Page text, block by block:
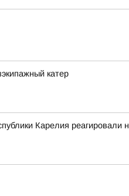
катер
Карелия реагировали